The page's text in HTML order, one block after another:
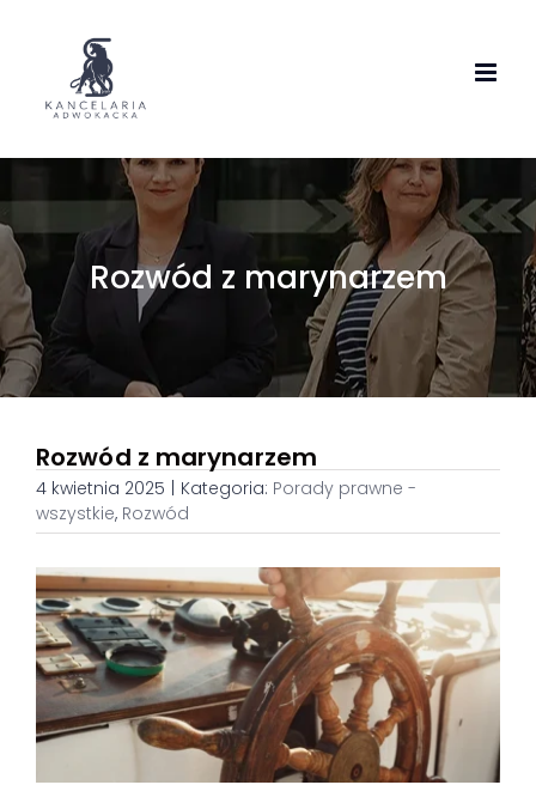
content
Rozwód z marynarzem
Rozwód z marynarzem
4 kwietnia 2025 Kategoria: Porady prawne -
wszystkie, Rozwód
View
Larger
Image